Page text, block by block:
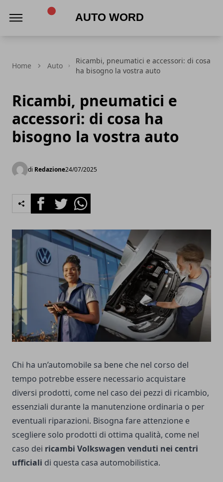
Home Auto
Ricambi, pneumatici e accessori: di cosa
ha bisogno la vostra auto
Ricambi, pneumatici e
accessori: di cosa ha
bisogno la vostra auto
di Redazione24/07/2025
FacebookTwitterWhatsapp
Chi ha un’automobile sa bene che nel corso del
tempo potrebbe essere necessario acquistare
diversi prodotti, come nel caso dei pezzi di ricambio,
essenziali durante la manutenzione ordinaria o per
eventuali riparazioni. Bisogna fare attenzione e
scegliere solo prodotti di ottima qualità, come nel
caso dei ricambi Volkswagen venduti nei centri
ufficiali di questa casa automobilistica.